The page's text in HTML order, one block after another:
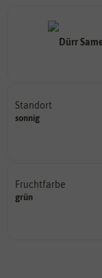
Standort
sonnig
Pflanze? (schattig,
sonnig, vollsonnig)
Fruchtfarbe
grün
sie nach dem
hat.